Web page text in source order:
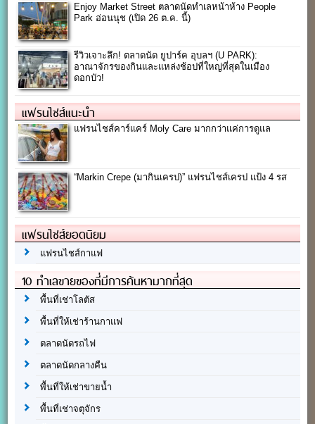
Enjoy Market Street ตลาดนัดทำเลหน้าห้าง People
Park อ่อนนุช (เปิด 26 ต.ค. นี้)
รีวิวเจาะลึก! ตลาดนัด ยูปาร์ค อุบลฯ (U PARK):
อาณาจักรของกินและแหล่งช้อปที่ใหญ่ที่สุดในเมือง
ดอกบัว!
แฟรนไชส์แนะนำ
แฟรนไชส์คาร์แคร์ Moly Care มากกว่าแค่การดูแล
“Markin Crepe (มากินเครป)” แฟรนไชส์เครป แป้ง 4 รส
แฟรนไชส์ยอดนิยม
แฟรนไชส์กาแฟ
10 ทำเลขายของที่มีการค้นหามากที่สุด
พื้นที่เช่าโลตัส
พื้นที่ให้เช่าร้านกาแฟ
ตลาดนัดรถไฟ
ตลาดนัดกลางคืน
พื้นที่ให้เช่าขายน้ำ
พื้นที่เช่าจตุจักร